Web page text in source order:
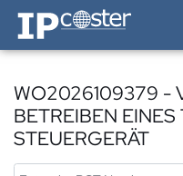
IP-Coster — Home
WO2026109379 -
BETREIBEN
STEUERGERÄT